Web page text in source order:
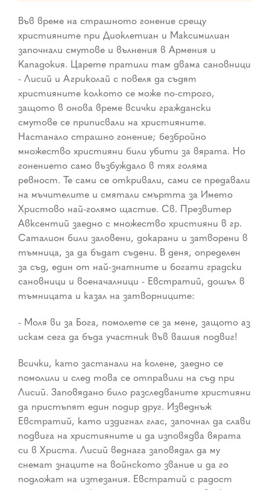
Във време на страшното гонение срещу
християните при Диоклетиан и Максимилиан
започнали смутове и вълнения в Армения и
Кападокия. Царете пратили там двама сановници
- Лисий и Агриколай с повеля да съдят
християните колкото се може по-строго,
защото в онова време всички граждански
смутове се приписвали на християните.
Настанало страшно гонение; безбройно
множество християни били убити за вярата. Но
гонението само възбуждало в тях голяма
ревност. Те сами се откривали, сами се предавали
на мъчителите и смятали смъртта за Името
Христово най-голямо щастие. Св. Презвитер
Авксентий заедно с множество християни в гр.
Саталион били заловени, докарани и затворени в
тъмница, за да бъдат съдени. В деня, определен
за съд, един от най-знатните и богати градски
сановници и военачалници - Евстратий, дошъл в
тъмницата и казал на затворниците:
- Моля ви за Бога, помолете се за мене, защото аз
искам сега да бъда участник във вашия подвиг!
Всички, като застанали на колене, заедно се
помолили и след това се отправили на съд при
Лисий. Заповядано било разследваните християни
да пристъпят един подир друг. Изведнъж
Евстратий, като издигнал глас, започнал да слави
подвига на християните и да изповядва вярата
си в Христа. Лисий веднага заповядал да му
снемат знаците на войнското звание и да го
подложат на изтезания. Евстратий с радост